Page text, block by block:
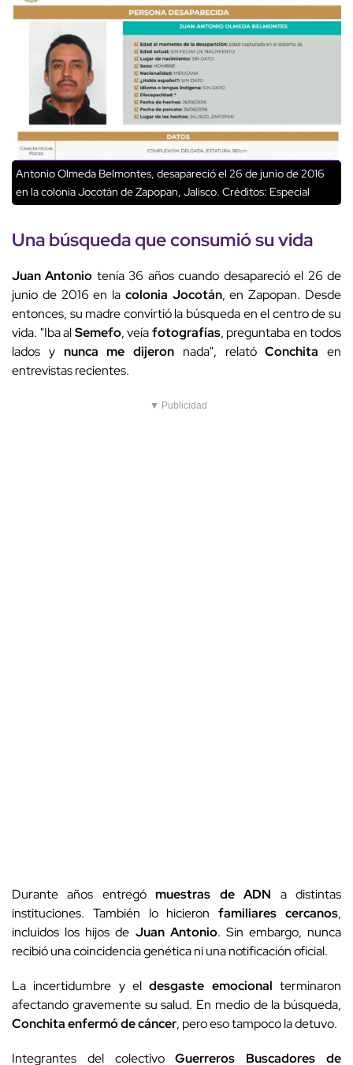
Antonio Olmeda Belmontes, desapareció el 26 de junio de 2016
en la colonia Jocotán de Zapopan, Jalisco. Créditos: Especial
Una búsqueda que consumió su vida
Juan Antonio tenía 36 años cuando desapareció el 26 de
junio de 2016 en la colonia Jocotán, en Zapopan. Desde
entonces, su madre convirtió la búsqueda en el centro de su
vida. "Iba alSemefo, veíafotografías, preguntaba en todos
lados y nunca me dijeron nada", relatóConchita en
entrevistas recientes.
▼ Publicidad
Durante años entregómuestras de ADN a distintas
instituciones. También lo hicieronfamiliares cercanos,
incluidos los hijos de Juan Antonio. Sin embargo, nunca
recibió una coincidencia genética ni una notificación oficial.
La incertidumbre y eldesgaste emocional terminaron
afectando gravemente su salud. En medio de la búsqueda,
Conchitaenfermó de cáncer, pero eso tampoco la detuvo.
Integrantes del colectivoGuerreros Buscadores de